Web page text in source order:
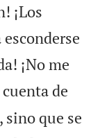
¡Los
¡No me
de
que se